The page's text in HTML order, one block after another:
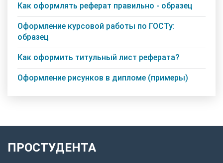
Как оформлять реферат правильно - образец
Оформление курсовой работы по ГОСТу:
образец
Как оформить титульный лист реферата?
Оформление рисунков в дипломе (примеры)
ПРОСТУДЕНТА